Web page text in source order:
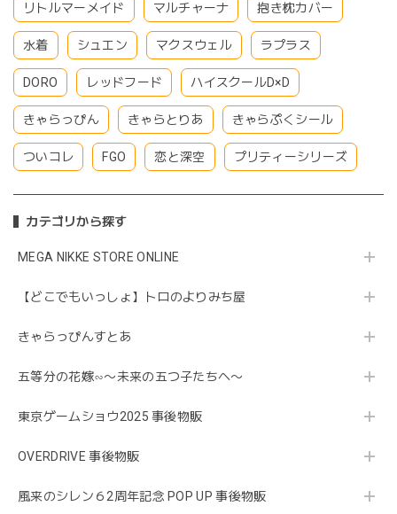
リトルマーメイド マルチャーナ 抱き枕カバー
水着 シュエン マクスウェル ラプラス
DORO レッドフード ハイスクールD×D
きゃらっぴん きゃらとりあ きゃらぷくシール
ついコレ FGO 恋と深空 プリティーシリーズ
カテゴリから探す
MEGA NIKKE STORE ONLINE
【どこでもいっしょ】トロのよりみち屋
きゃらっぴんすとあ
五等分の花嫁∽〜未来の五つ子たちへ〜
東京ゲームショウ2025 事後物販
OVERDRIVE 事後物販
風来のシレン６2周年記念 POP UP 事後物販